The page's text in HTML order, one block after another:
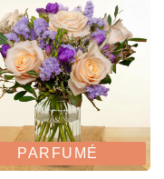
PARFUMÉ